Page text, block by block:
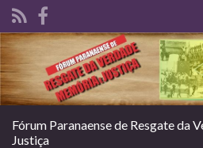
Search for:
Fórum Paranaense de Resgate da
Justiça